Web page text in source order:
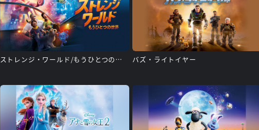
ストレンジ・ワールド/もうひとつの世界 バズ・ライトイヤー